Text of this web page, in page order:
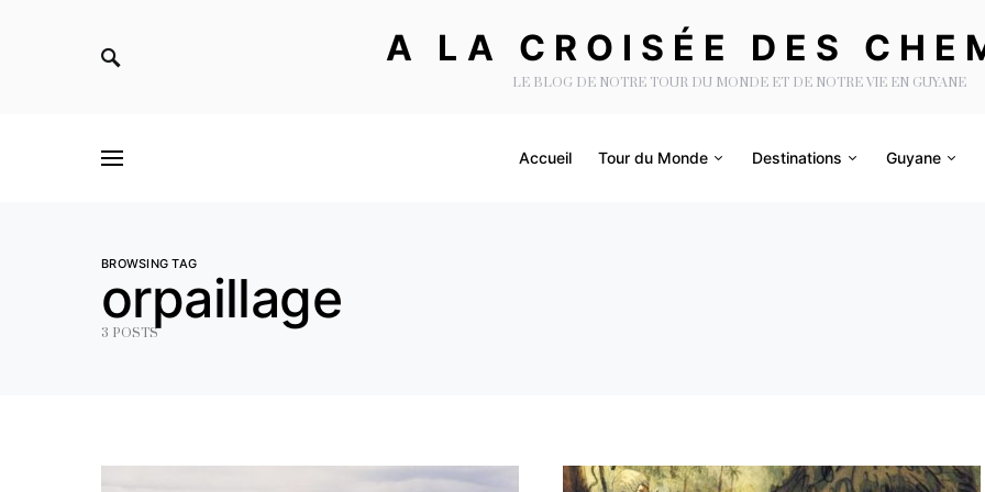
A LA CROISÉE DES
LE BLOG DE NOTRE TOUR DU MONDE ET DE NOTRE VIE EN GUYANE
Accueil Tour du Monde Destinations Guyane
BROWSING TAG
orpaillage
3 POSTS